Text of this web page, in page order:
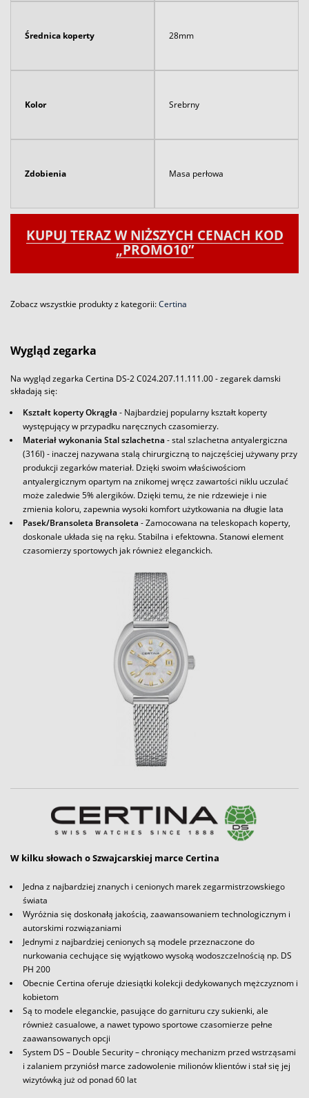
Średnica koperty 28mm
Kolor Srebrny
Zdobienia Masa perłowa
KUPUJ TERAZ W NIŻSZYCH CENACH KOD
„PROMO10”
Zobacz wszystkie produkty z kategorii:Certina
Wygląd zegarka
Na wygląd zegarka Certina DS-2 C024.207.11.111.00 - zegarek damski
składają się:
Kształt koperty Okrągła - Najbardziej popularny kształt koperty
występujący w przypadku naręcznych czasomierzy.
Materiał wykonania Stal szlachetna - stal szlachetna antyalergiczna
(316l) - inaczej nazywana stalą chirurgiczną to najczęściej używany przy
produkcji zegarków materiał. Dzięki swoim właściwościom
antyalergicznym opartym na znikomej wręcz zawartości niklu uczulać
może zaledwie 5% alergików. Dzięki temu, że nie rdzewieje i nie
zmienia koloru, zapewnia wysoki komfort użytkowania na długie lata
Pasek/Bransoleta Bransoleta - Zamocowana na teleskopach koperty,
doskonale układa się na ręku. Stabilna i efektowna. Stanowi element
czasomierzy sportowych jak również eleganckich.
W kilku słowach o Szwajcarskiej marce Certina
Jedna z najbardziej znanych i cenionych marek zegarmistrzowskiego
świata
Wyróżnia się doskonałą jakością, zaawansowaniem technologicznym i
autorskimi rozwiązaniami
Jednymi z najbardziej cenionych są modele przeznaczone do
nurkowania cechujące się wyjątkowo wysoką wodoszczelnością np. DS
PH 200
Obecnie Certina oferuje dziesiątki kolekcji dedykowanych mężczyznom i
kobietom
Są to modele eleganckie, pasujące do garnituru czy sukienki, ale
również casualowe, a nawet typowo sportowe czasomierze pełne
zaawansowanych opcji
System DS – Double Security – chroniący mechanizm przed wstrząsami
i zalaniem przyniósł marce zadowolenie milionów klientów i stał się jej
wizytówką już od ponad 60 lat